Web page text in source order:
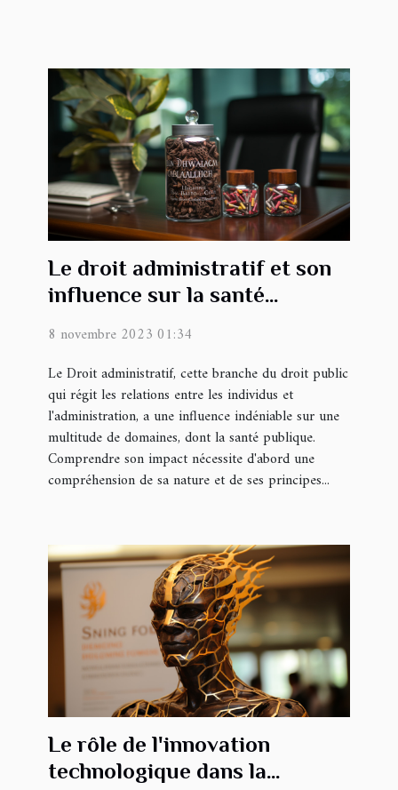
Le droit administratif et son
influence sur la santé
8 novembre 2023 01:34
Le Droit administratif, cette branche du droit public
qui régit les relations entre les individus et
l'administration, a une influence indéniable sur une
multitude de domaines, dont la santé publique.
Comprendre son impact nécessite d'abord une
compréhension de sa nature et de ses principes...
Le rôle de l'innovation
technologique dans la